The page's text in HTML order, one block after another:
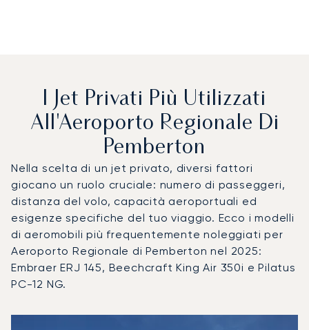
I Jet Privati Più Utilizzati
All'Aeroporto Regionale Di
Pemberton
Nella scelta di un jet privato, diversi fattori
giocano un ruolo cruciale: numero di passeggeri,
distanza del volo, capacità aeroportuali ed
esigenze specifiche del tuo viaggio. Ecco i modelli
di aeromobili più frequentemente noleggiati per
Aeroporto Regionale di Pemberton nel 2025:
Embraer ERJ 145, Beechcraft King Air 350i e Pilatus
PC-12 NG.